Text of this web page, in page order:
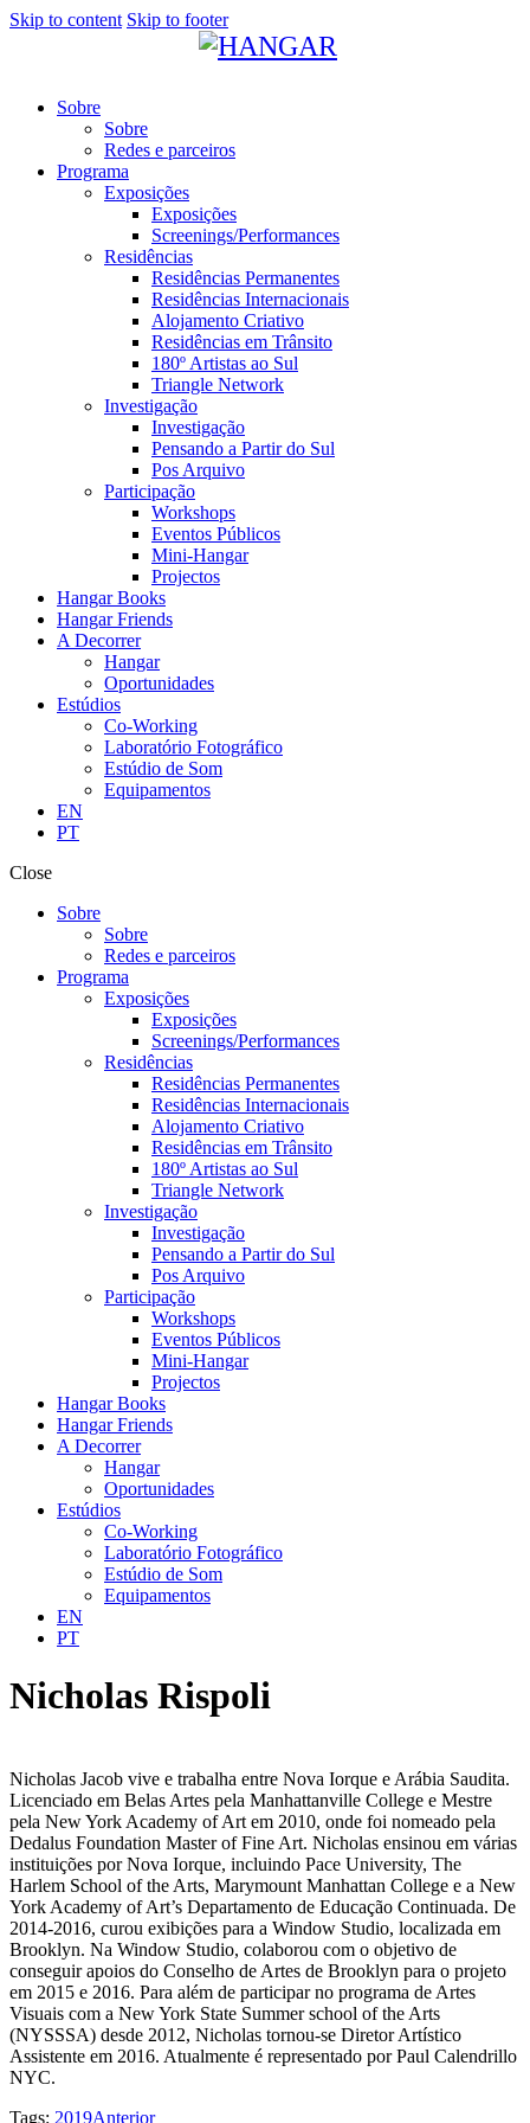
Skip to content Skip to footer
Sobre
Sobre
Redes e parceiros
Programa
Exposições
Exposições
Screenings/Performances
Residências
Residências Permanentes
Residências Internacionais
Alojamento Criativo
Residências em Trânsito
180º Artistas ao Sul
Triangle Network
Investigação
Investigação
Pensando a Partir do Sul
Pos Arquivo
Participação
Workshops
Eventos Públicos
Mini-Hangar
Projectos
Hangar Books
Hangar Friends
A Decorrer
Hangar
Oportunidades
Estúdios
Co-Working
Laboratório Fotográfico
Estúdio de Som
Equipamentos
EN
PT
Close
Sobre
Sobre
Redes e parceiros
Programa
Exposições
Exposições
Screenings/Performances
Residências
Residências Permanentes
Residências Internacionais
Alojamento Criativo
Residências em Trânsito
180º Artistas ao Sul
Triangle Network
Investigação
Investigação
Pensando a Partir do Sul
Pos Arquivo
Participação
Workshops
Eventos Públicos
Mini-Hangar
Projectos
Hangar Books
Hangar Friends
A Decorrer
Hangar
Oportunidades
Estúdios
Co-Working
Laboratório Fotográfico
Estúdio de Som
Equipamentos
EN
PT
Nicholas Rispoli
Nicholas Jacob vive e trabalha entre Nova Iorque e Arábia Saudita.
Licenciado em Belas Artes pela Manhattanville College e Mestre
pela New York Academy of Art em 2010, onde foi nomeado pela
Dedalus Foundation Master of Fine Art. Nicholas ensinou em várias
instituições por Nova Iorque, incluindo Pace University, The
Harlem School of the Arts, Marymount Manhattan College e a New
York Academy of Art’s Departamento de Educação Continuada. De
2014-2016, curou exibições para a Window Studio, localizada em
Brooklyn. Na Window Studio, colaborou com o objetivo de
conseguir apoios do Conselho de Artes de Brooklyn para o projeto
em 2015 e 2016. Para além de participar no programa de Artes
Visuais com a New York State Summer school of the Arts
(NYSSSA) desde 2012, Nicholas tornou-se Diretor Artístico
Assistente em 2016. Atualmente é representado por Paul Calendrillo
NYC.
Tags: 2019Anterior